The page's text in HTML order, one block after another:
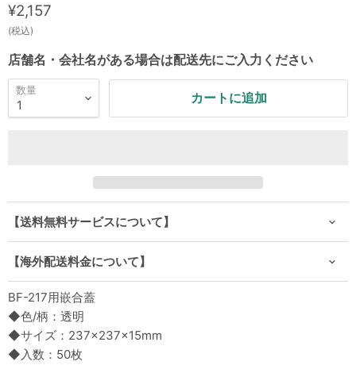
現在の価格
¥2,157
(税込)
店舗名・会社名がある場合は配送先にご入力ください
数量
カートに追加
【送料無料サービスについて】
【海外配送料金について】
BF-217用嵌合蓋
◆色/柄：透明
◆サイズ：237×237×15mm
◆入数：50枚